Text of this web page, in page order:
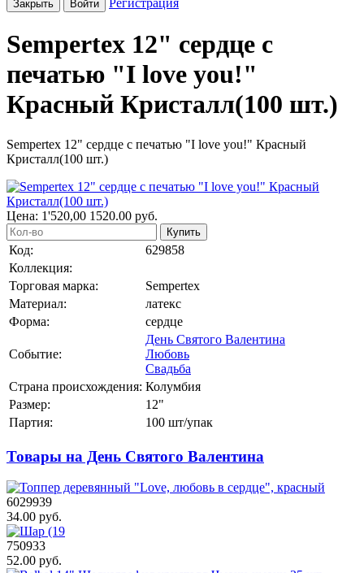
Закрыть Войти Регистрация
Sempertex 12" сердце с
печатью "I love you!"
Красный Кристалл(100 шт.)
Sempertex 12" сердце с печатью "I love you!" Красный
Кристалл(100 шт.)
Цена: 1'520,00 1520.00 руб.
Купить
Код:
629858
Коллекция:
Торговая марка:
Sempertex
Материал:
латекс
Форма:
сердце
Событие:
День Святого Валентина
Любовь
Свадьба
Страна происхождения: Колумбия
Размер:
12"
Партия:
100 шт/упак
Товары на День Святого Валентина
6029939
34.00 руб.
750933
52.00 руб.